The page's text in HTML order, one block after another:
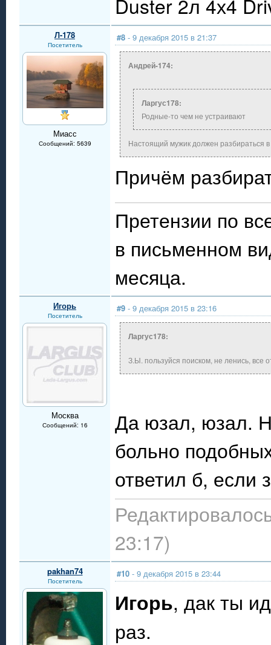
Duster 2л 4х4
Л-178
Посетитель
Миасс
Сообщений: 5639
#8 - 9 декабря 2015 в 21:37
Андрей-174:
Ларгус178:
Родные-то чем не устраивают
Настоящий мужик должен разбираться
Причём
Претензии по
в письменном
месяца.
Игорь
Посетитель
Москва
Сообщений: 16
#9 - 9 декабря 2015 в 23:16
Ларгус178:
З.Ы. пользуйся поиском, не ленись, все
Да юзал, юзал.
больно
ответил б, если
23:17)
pakhan74
Посетитель
#10 - 9 декабря 2015 в 23:44
Игорь, дак ты
раз.